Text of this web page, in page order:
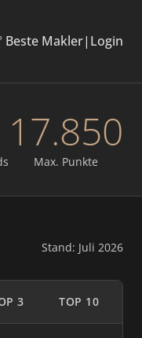
Beste Makler| Login
17.850
Max. Punkte
Stand: Juli 2026
3 TOP 10